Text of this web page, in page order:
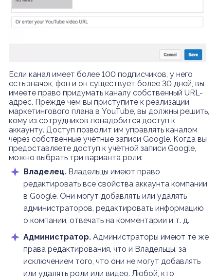
Если канал имеет более 100 подписчиков, у него
есть значок, фон и он существует более 30 дней, вы
имеете право придумать каналу собственный URL-
адрес. Прежде чем вы приступите к реализации
маркетингового плана в YouTube, вы должны решить,
кому из сотрудников понадобится доступ к
аккаунту. Доступ позволит им управлять каналом
через собственные учётные записи Google. Когда вы
предоставляете доступ к учётной записи Google,
можно выбрать три варианта роли:
Владелец.Владельцы имеют право
редактировать все свойства аккаунта компании
в Google. Они могут добавлять или удалять
администраторов, редактировать информацию
о компании, отвечать на комментарии и т. д.
Администратор.Администраторы имеют те же
права редактирования, что и Владельцы, за
исключением того, что они не могут добавлять
или удалять роли или видео. Любой, кто